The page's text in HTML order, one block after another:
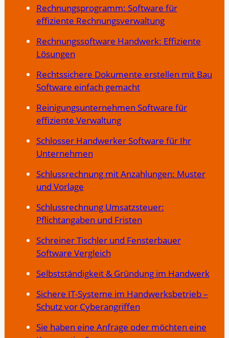
Rechnungsprogramm: Software für
effiziente Rechnungsverwaltung
Rechnungssoftware Handwerk: Effiziente
Lösungen
Rechtssichere Dokumente erstellen mit Bau
Software einfach gemacht
Reinigungsunternehmen Software für
effiziente Verwaltung
Schlosser Handwerker Software für Ihr
Unternehmen
Schlussrechnung mit Anzahlungen: Muster
und Vorlage
Schlussrechnung Umsatzsteuer:
Pflichtangaben und Fristen
Schreiner Tischler und Fensterbauer
Software Vergleich
Selbstständigkeit & Gründung im Handwerk
Sichere IT-Systeme im Handwerksbetrieb –
Schutz vor Cyberangriffen
Sie haben eine Anfrage oder möchten eine